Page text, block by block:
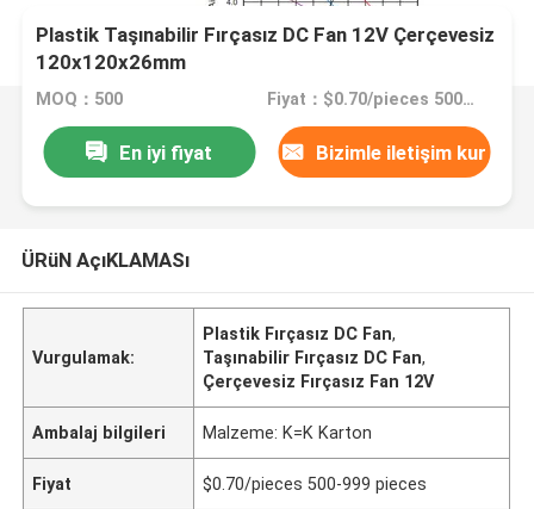
Plastik Taşınabilir Fırçasız DC Fan 12V Çerçevesiz
120x120x26mm
MOQ：500 Fiyat：$0.70/pieces 500-999 pieces
En iyi fiyat Bizimle iletişim kur
ÜRüN AçıKLAMASı
Vurgulamak:
Plastik Fırçasız DC Fan,
Taşınabilir Fırçasız DC Fan,
Çerçevesiz Fırçasız Fan 12V
Ambalaj bilgileri Malzeme: K=K Karton
Fiyat $0.70/pieces 500-999 pieces